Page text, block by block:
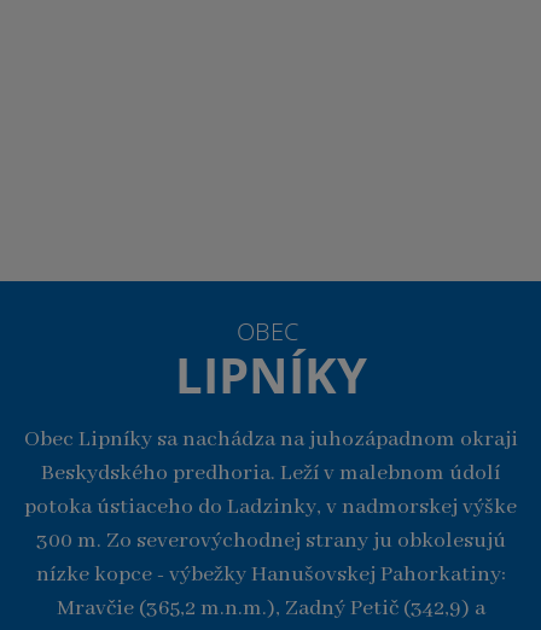
OBEC
LIPNÍKY
Obec Lipníky sa nachádza na juhozápadnom okraji
Beskydského predhoria. Leží v malebnom údolí
potoka ústiaceho do Ladzinky, v nadmorskej výške
300 m. Zo severovýchodnej strany ju obkolesujú
nízke kopce - výbežky Hanušovskej Pahorkatiny:
Mravčie (365,2 m.n.m.), Zadný Petič (342,9) a